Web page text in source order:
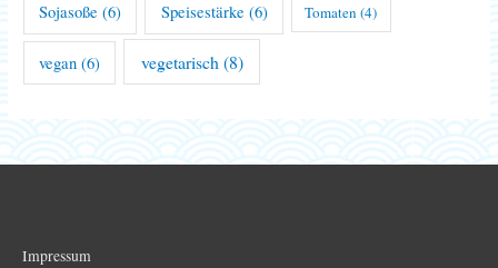
Sojasoße (6) Speisestärke (6) Tomaten (4)
vegan (6) vegetarisch (8)
Impressum